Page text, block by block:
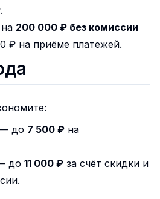
200 000 ₽ без комиссии
₽ на приёме платежей.
до 7 500 ₽ на
до 11 000 ₽ за счёт скидки и